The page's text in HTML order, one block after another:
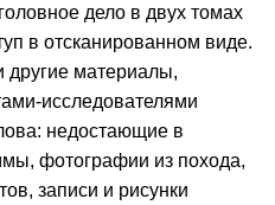
дело в двух томах
в отсканированном виде.
другие материалы,
исследователями
недостающие в
фотографии из похода,
записи и рисунки